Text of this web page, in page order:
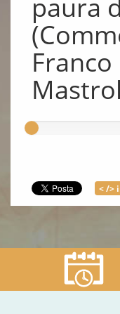
paura
Franco
< />